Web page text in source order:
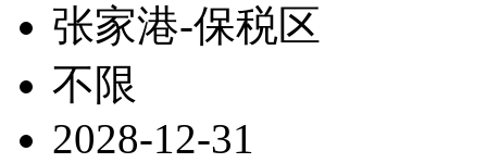
张家港-保税区
不限
2028-12-31